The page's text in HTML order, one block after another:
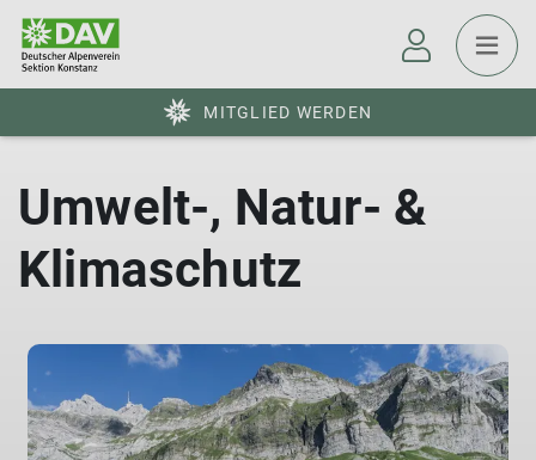
MITGLIED WERDEN
Umwelt-, Natur- &
Klimaschutz